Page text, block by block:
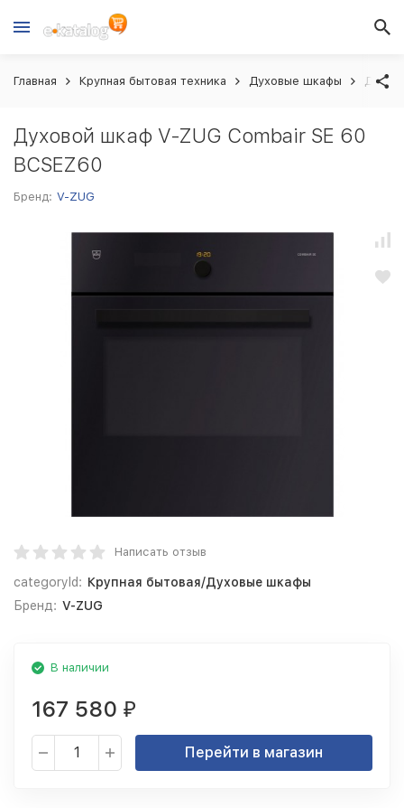
Главная Крупная бытовая техника Духовые шкафы
Духовой шкаф V-ZUG Combair SE 60
BCSEZ60
Бренд: V-ZUG
Написать отзыв
categoryId: Крупная бытовая/Духовые шкафы
Бренд: V-ZUG
В наличии
167 580 ₽
Перейти в магазин